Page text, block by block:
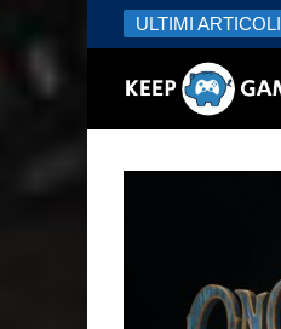
ULTIMI ARTICOLI